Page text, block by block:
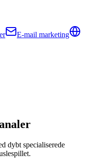
E-mail marketing
dybt specialiserede